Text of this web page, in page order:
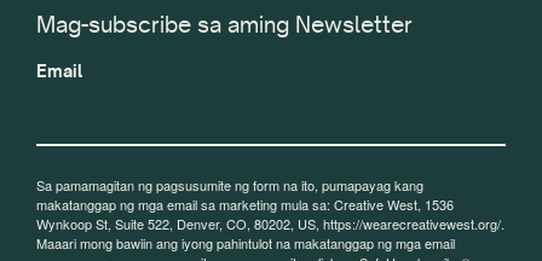
Mag-subscribe sa aming Newsletter
Email
Sa pamamagitan ng pagsusumite ng form na ito, pumapayag kang
makatanggap ng mga email sa marketing mula sa: Creative West, 1536
Wynkoop St, Suite 522, Denver, CO, 80202, US, https://wearecreativewest.org/.
Maaari mong bawiin ang iyong pahintulot na makatanggap ng mga email